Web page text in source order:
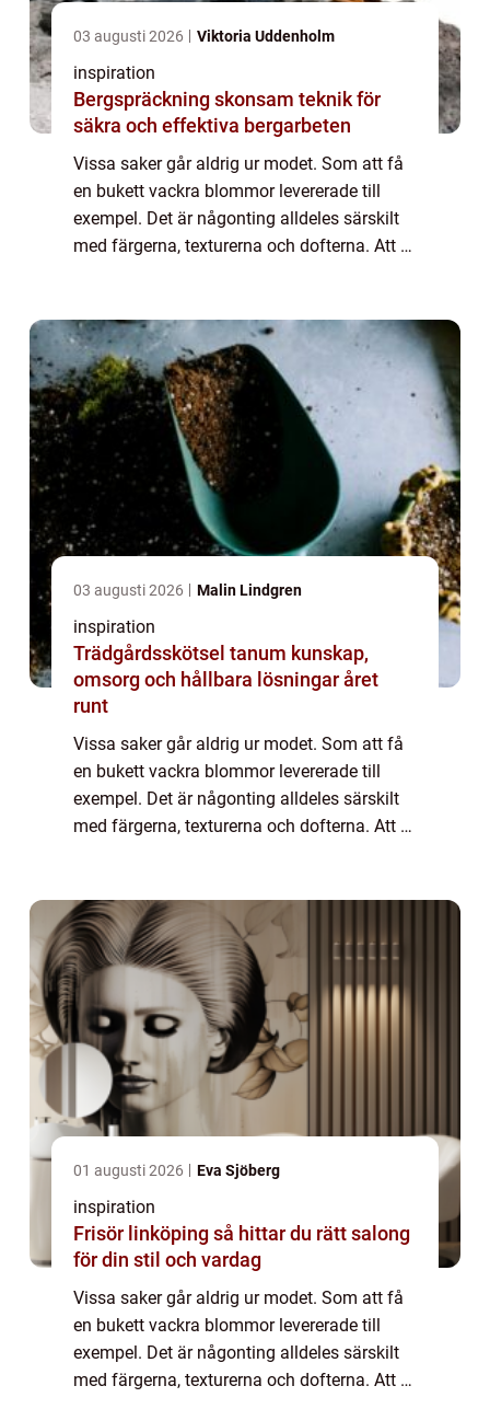
03 augusti 2026 Viktoria Uddenholm
inspiration
Bergspräckning skonsam teknik för
säkra och effektiva bergarbeten
Vissa saker går aldrig ur modet. Som att få
en bukett vackra blommor levererade till
exempel. Det är någonting alldeles särskilt
med färgerna, texturerna och dofterna. Att få
03 augusti 2026 Malin Lindgren
inspiration
Trädgårdsskötsel tanum kunskap,
omsorg och hållbara lösningar året
runt
Vissa saker går aldrig ur modet. Som att få
en bukett vackra blommor levererade till
exempel. Det är någonting alldeles särskilt
med färgerna, texturerna och dofterna. Att få
01 augusti 2026 Eva Sjöberg
inspiration
Frisör linköping så hittar du rätt salong
för din stil och vardag
Vissa saker går aldrig ur modet. Som att få
en bukett vackra blommor levererade till
exempel. Det är någonting alldeles särskilt
med färgerna, texturerna och dofterna. Att få